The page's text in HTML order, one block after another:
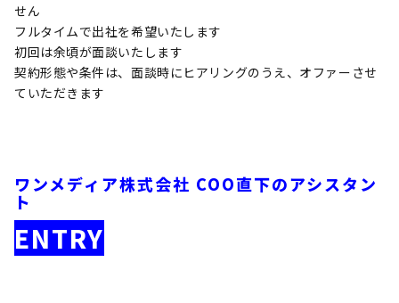
せん
フルタイムで出社を希望いたします
初回は余頃が面談いたします
契約形態や条件は、面談時にヒアリングのうえ、オファーさせ
ていただきます
ワンメディア株式会社 COO直下のアシスタン
ト
ENTRY